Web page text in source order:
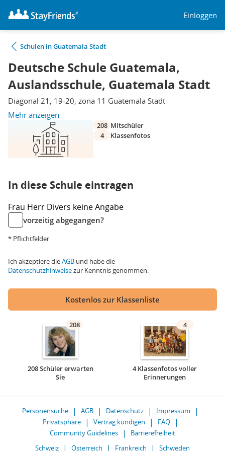
Einloggen
Schulen in Guatemala Stadt
Deutsche Schule Guatemala,
Auslandsschule, Guatemala Stadt
Diagonal 21, 19-20, zona 11 Guatemala Stadt
Mehr anzeigen
208 Mitschüler
4
Klassenfotos
In diese Schule eintragen
Frau Herr Divers keine Angabe
vorzeitig abgegangen?
* Pflichtfelder
Ich akzeptiere dieAGB und habe die
Datenschutzhinweisezur Kenntnis genommen.
Kostenlos zur Klassenliste
208
208 Schüler erwarten
Sie
4
4 Klassenfotos voller
Erinnerungen
Personensuche AGB Datenschutz
Impressum
Privatsphäre
Vertrag kündigen
FAQ
Community Guidelines
Barrierefreiheit
Schweiz
Österreich Frankreich Schweden